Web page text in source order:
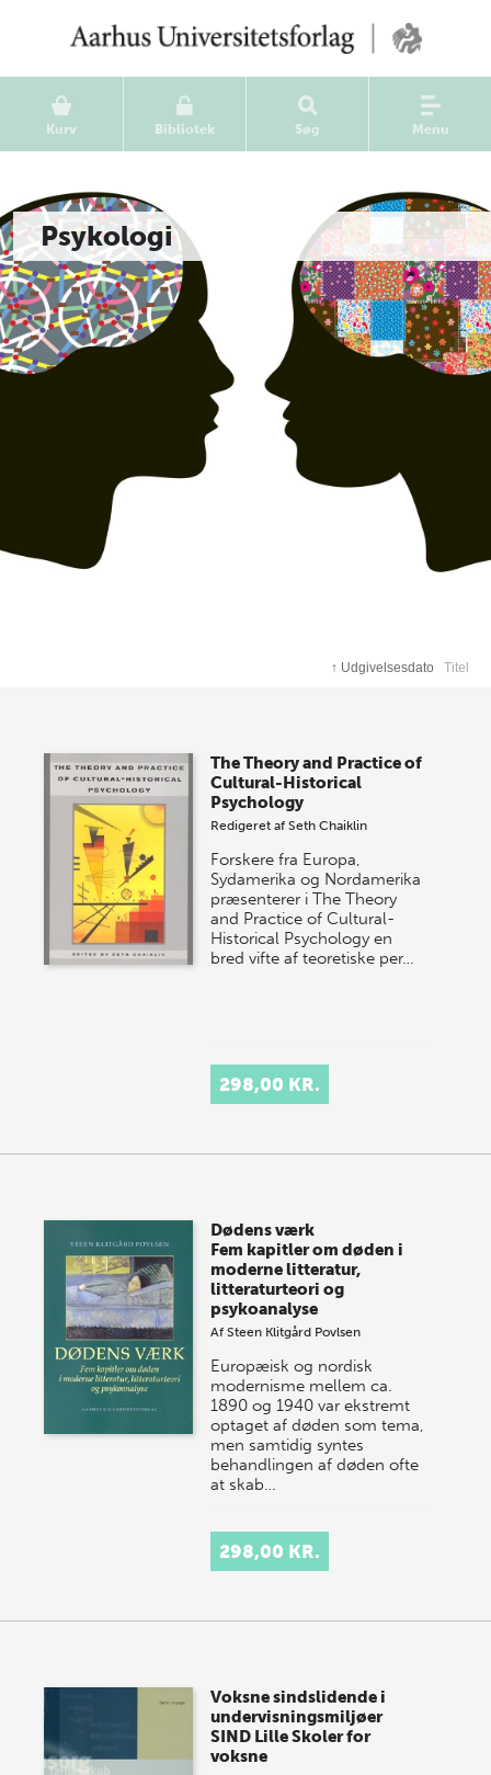
Kurv Bibliotek Søg Menu
Psykologi
↑ Udgivelsesdato Titel
The Theory and Practice of
Cultural-Historical
Psychology
Redigeret afSeth Chaiklin
Forskere fra Europa,
Sydamerika og Nordamerika
præsenterer i The Theory
and Practice of Cultural-
Historical Psychology en
bred vifte af teoretiske per…
298,00 KR.
Dødens værk
Fem kapitler om døden i
moderne litteratur,
litteraturteori og
psykoanalyse
AfSteen Klitgård Povlsen
Europæisk og nordisk
modernisme mellem ca.
1890 og 1940 var ekstremt
optaget af døden som tema,
men samtidig syntes
behandlingen af døden ofte
at skab…
298,00 KR.
Voksne sindslidende i
undervisningsmiljøer
SIND Lille Skoler for
voksne